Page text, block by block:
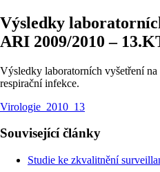
Výsledky
ARI 2009/2010 –
Výsledky laboratorních vyšetření
respirační infekce.
Virologie_2010_13
Související články
Studie ke zkvalitnění